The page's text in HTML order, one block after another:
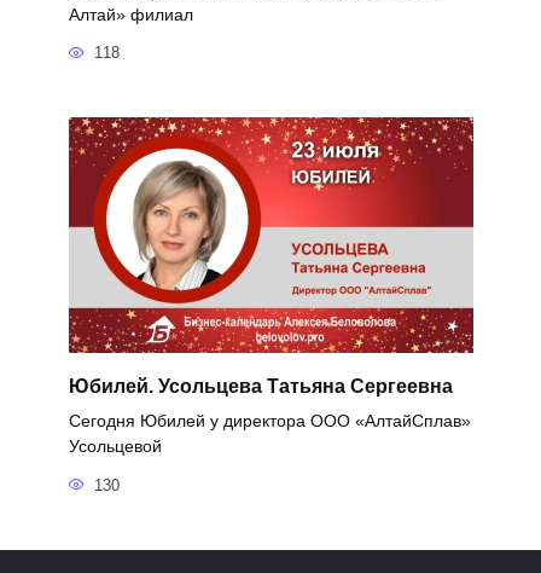
Алтай» филиал
118
Юбилей. Усольцева Татьяна Сергеевна
Сегодня Юбилей у директора ООО «АлтайСплав»
Усольцевой
130